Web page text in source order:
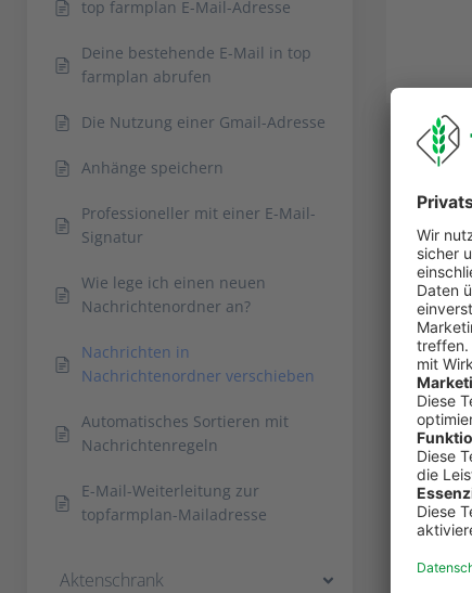
top farmplan E-Mail-Adresse
Deine bestehende E-Mail in top
farmplan abrufen
Die Nutzung einer Gmail-Adresse
Anhänge speichern
Professioneller mit einer E-Mail-
Signatur
Wie lege ich einen neuen
Nachrichtenordner an?
Nachrichten in
Nachrichtenordner verschieben
Automatisches Sortieren mit
Nachrichtenregeln
E-Mail-Weiterleitung zur
topfarmplan-Mailadresse
Aktenschrank